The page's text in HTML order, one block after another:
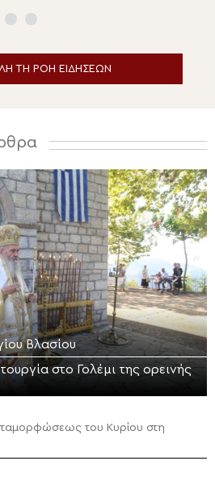
ΤΗ ΡΟΗ ΕΙΔΗΣΕΩΝ
Βλασίου
στο Γολέμι της ορεινής
του Κυρίου στη